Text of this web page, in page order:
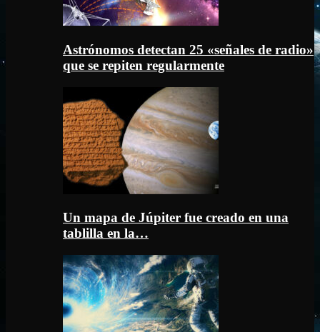
Astrónomos detectan 25 «señales de radio»
que se repiten regularmente
Un mapa de Júpiter fue creado en una
tablilla en la…